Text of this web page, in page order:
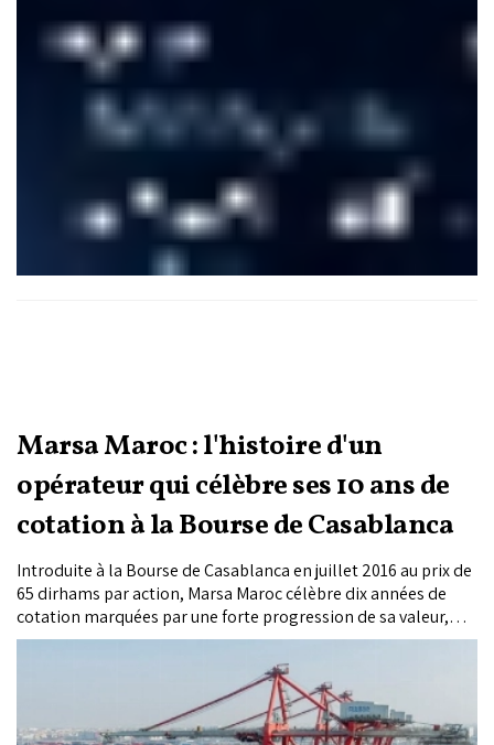
Marsa Maroc : l'histoire d'un
opérateur qui célèbre ses 10 ans de
cotation à la Bourse de Casablanca
Introduite à la Bourse de Casablanca en juillet 2016 au prix de
65 dirhams par action, Marsa Maroc célèbre dix années de
cotation marquées par une forte progression de sa valeur,
l’élargissement de son périmètre et une internationalisation
accélérée. Désormais présent à travers 36 terminaux dans 21
ports, au Maroc, en Afrique et en Europe, le groupe vise un
chiffre d’affaires de 10 milliards de dirhams à l’horizon 2030.